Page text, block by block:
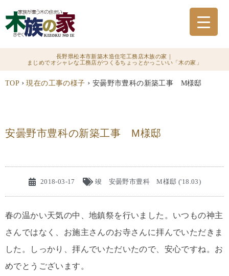
長野県松本市新築木造住宅工務店木族の家｜
まじめでオシャレな工務店がつくるちょっとかっこいい「木の家」
TOP › 現在の工事の様子 › 安曇野市豊科の新築工事 M様邸
安曇野市豊科の新築工事 M様邸
2018-03-17 竣 安曇野市豊科 M様邸 ('18.03)
春の温かい天気の中、地鎮祭を行いました。いつもの神主
さんではなく、お施主さんのお寺さんに拝んでいただきま
した。しっかり、拝んでいただいたので、安心ですね。お
めでとうございます。